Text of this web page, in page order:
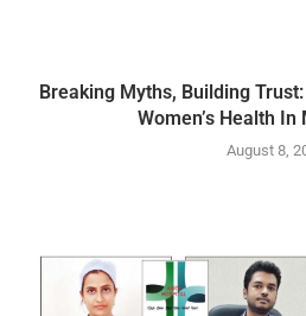
Breaking Myths, Building
Women’s Health
August 8,